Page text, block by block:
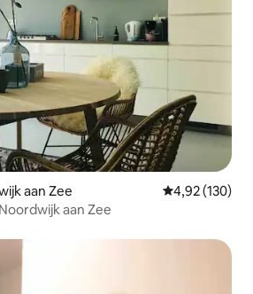
aan Zee Prosječna
4,92 (130)
aan Zee
s oznakom „Odabrali gosti”